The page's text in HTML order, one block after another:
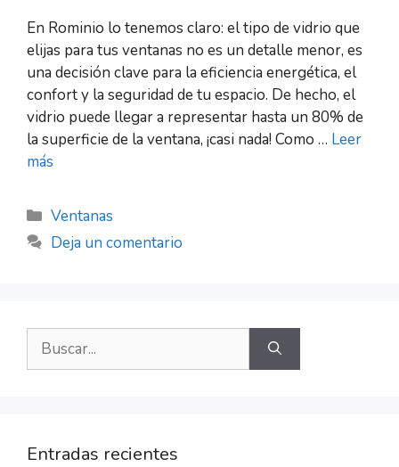
En Rominio lo tenemos claro: el tipo de vidrio que
elijas para tus ventanas no es un detalle menor, es
una decisión clave para la eficiencia energética, el
confort y la seguridad de tu espacio. De hecho, el
vidrio puede llegar a representar hasta un 80% de
la superficie de la ventana, ¡casi nada! Como … Leer
más
Ventanas
Deja un comentario
Entradas recientes